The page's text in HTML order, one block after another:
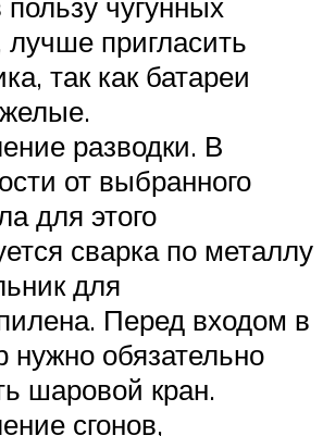
лучше пригласить
так как батареи
разводки. В
от выбранного
для этого
сварка по металлу
для
Перед входом в
нужно обязательно
шаровой кран.
сгонов,